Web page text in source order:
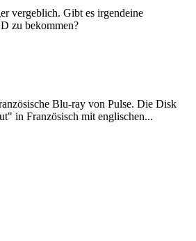
vergeblich. Gibt es irgendeine
zu bekommen?
Blu-ray von Pulse. Die Disk
in Französisch mit englischen...